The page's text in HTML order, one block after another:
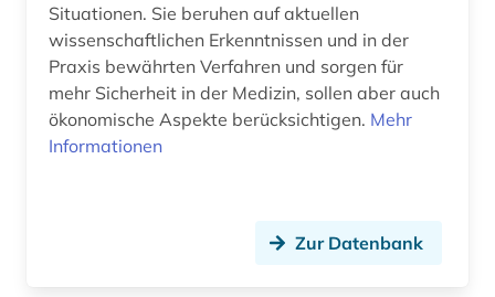
oecd (1)
one health (1)
online-literaturrecherche (1)
palliativpflege (1)
Situationen. Sie beruhen auf aktuellen
wissenschaftlichen Erkenntnissen und in der
Praxis bewährten Verfahren und sorgen für
mehr Sicherheit in der Medizin, sollen aber auch
ökonomische Aspekte berücksichtigen. Mehr
Informationen
Zur Datenbank